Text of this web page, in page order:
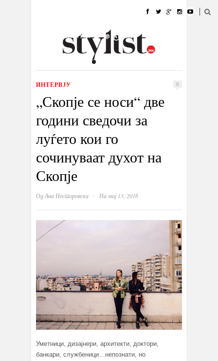
УБАВИНА
КУЛТУРА @РАБОТА
ИЗЛОГ
ИНТЕРВЈУ 0
„Скопје се носи“ две
години сведочи за
луѓето кои го
сочинуваат духот на
Скопје
ОдАна Несторовска · На мај 13, 2016
Уметници, дизајнери, архитекти, доктори,
банкари, службеници…непознати, но